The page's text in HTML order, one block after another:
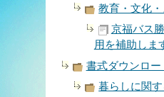
教育・文化
京福バス
用を補助しま
書式ダウンロー
暮らしに関